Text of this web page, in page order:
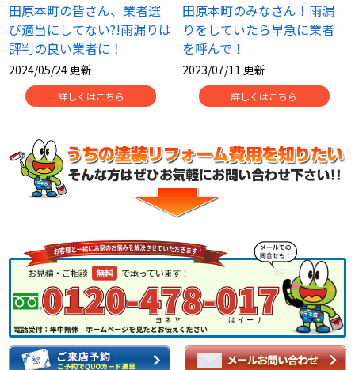
田原本町の皆さん、業者選
び適当にしてない?!雨漏りは
評判の良い業者に！
2024/05/24 更新
詳しくはこちら
田原本町のみなさん！雨漏
りをしていたら早急に業者
を呼んで！
2023/07/11 更新
詳しくはこちら